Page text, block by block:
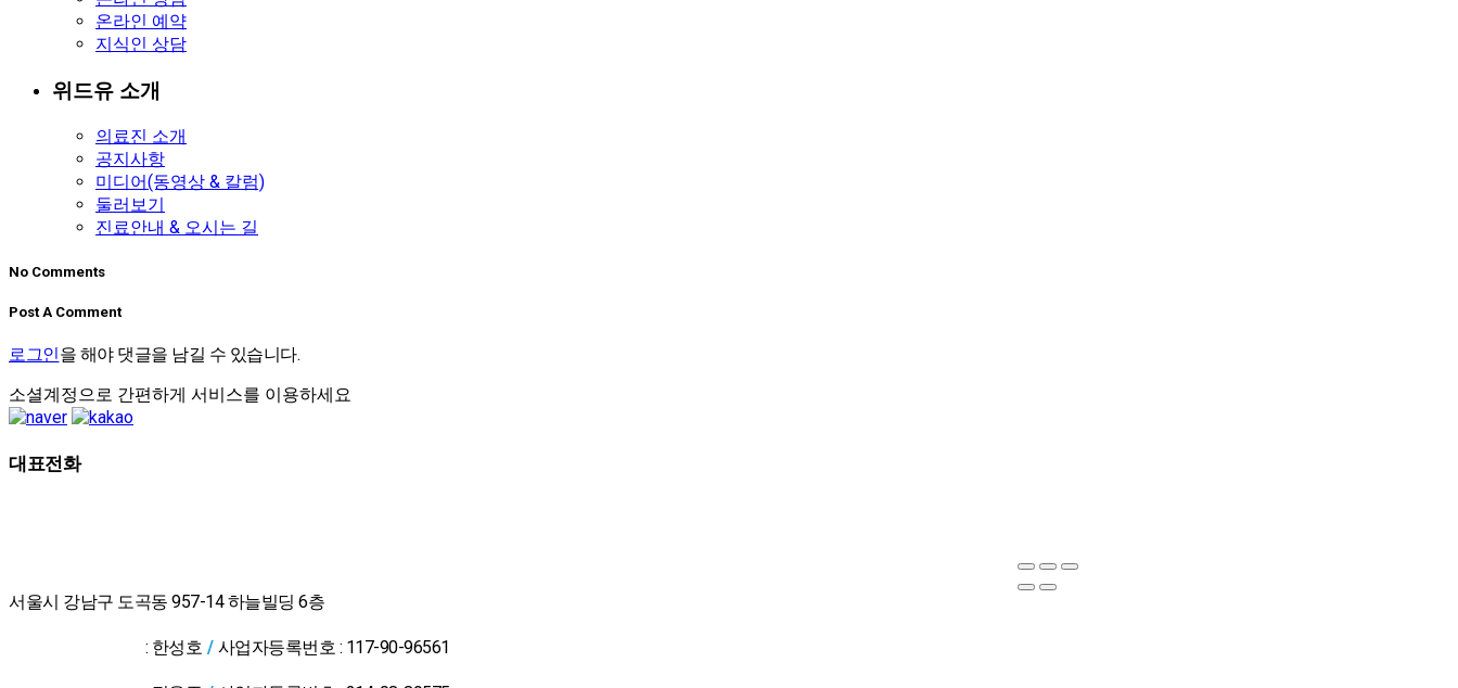
온라인 예약
지식인 상담
위드유 소개
의료진 소개
공지사항
미디어(동영상 & 칼럼)
둘러보기
진료안내 & 오시는 길
No Comments
Post A Comment
로그인을 해야 댓글을 남길 수 있습니다.
소셜계정으로 간편하게 서비스를 이용하세요
대표전화
서울시 강남구 도곡동 957-14 하늘빌딩 6층
: 한성호 / 사업자등록번호 : 117-90-96561